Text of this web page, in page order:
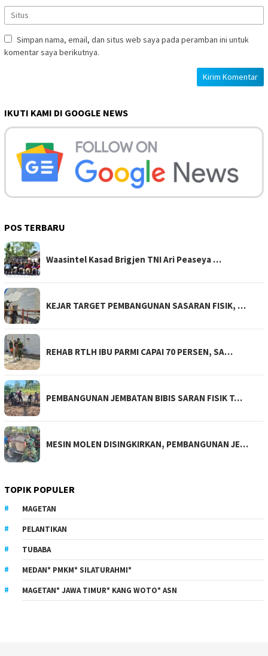
Simpan nama, email, dan situs web saya pada peramban ini untuk
komentar saya berikutnya.
IKUTI KAMI DI GOOGLE NEWS
POS TERBARU
Waasintel Kasad Brigjen TNI Ari Peaseya …
KEJAR TARGET PEMBANGUNAN SASARAN FISIK, …
REHAB RTLH IBU PARMI CAPAI 70 PERSEN, SA…
PEMBANGUNAN JEMBATAN BIBIS SARAN FISIK T…
MESIN MOLEN DISINGKIRKAN, PEMBANGUNAN JE…
TOPIK POPULER
MAGETAN
PELANTIKAN
TUBABA
MEDAN* PMKM* SILATURAHMI*
MAGETAN* JAWA TIMUR* KANG WOTO* ASN